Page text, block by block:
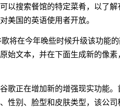
以搜索餐馆的特定菜肴，以了
美国的英语使用者开放。
将在今年晚些时候升级该功能
始文本，并在下面生成新的像
歌正在增加新的增强现实功能
性别、脸型和皮肤类型，该公